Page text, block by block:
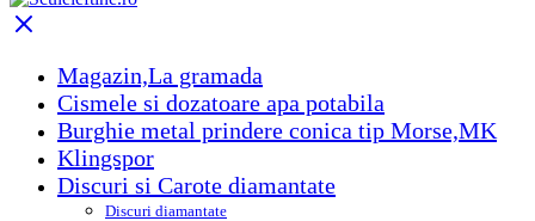
Magazin,La gramada
Cismele si dozatoare apa potabila
Burghie metal prindere conica tip Morse,MK
Klingspor
Discuri si Carote diamantate
Discuri diamantate